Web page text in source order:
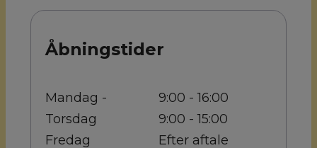
Åbningstider
Mandag -
Torsdag
Fredag
9:00 - 16:00
9:00 - 15:00
Efter aftale